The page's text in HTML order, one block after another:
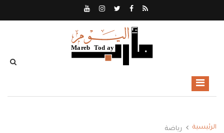
الرئيسية رياضة